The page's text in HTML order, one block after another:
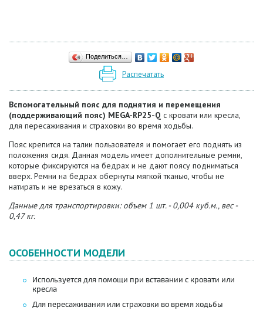
Поделиться…
Распечатать
Вспомогательный пояс для поднятия и перемещения
(поддерживающий пояс) MEGA-RP25-Q с кровати или кресла,
для пересаживания и страховки во время ходьбы.
Пояс крепится на талии пользователя и помогает его поднять из
положения сидя. Данная модель имеет дополнительные ремни,
которые фиксируются на бедрах и не дают поясу подниматься
вверх. Ремни на бедрах обернуты мягкой тканью, чтобы не
натирать и не врезаться в кожу.
Данные для транспортировки: объем 1 шт. - 0,004 куб.м., вес -
0,47 кг.
ОСОБЕННОСТИ МОДЕЛИ
Используется для помощи при вставании с кровати или
кресла
Для пересаживания или страховки во время ходьбы